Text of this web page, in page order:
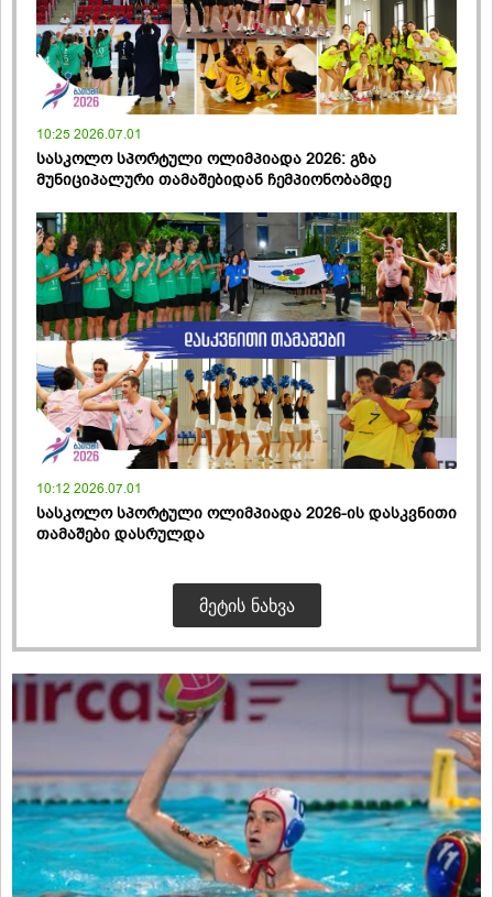
10:25 2026.07.01
სასკოლო სპორტული ოლიმპიადა 2026: გზა
მუნიციპალური თამაშებიდან ჩემპიონობამდე
10:12 2026.07.01
სასკოლო სპორტული ოლიმპიადა 2026-ის დასკვნითი
თამაშები დასრულდა
ᲛᲔᲢᲘᲡ ᲜᲐᲮᲕᲐ